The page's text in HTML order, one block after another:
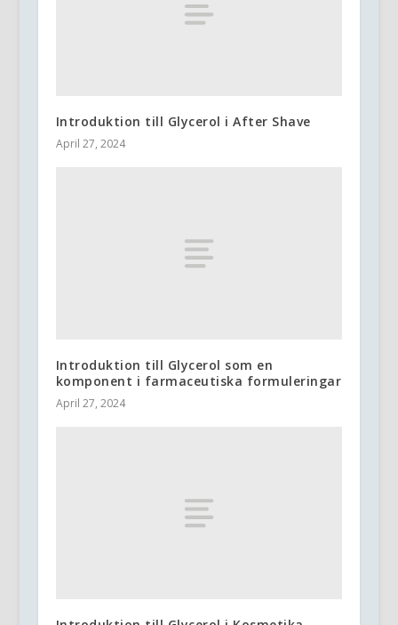
Introduktion till Glycerol i After Shave
April 27, 2024
Introduktion till Glycerol som en
komponent i farmaceutiska formuleringar
April 27, 2024